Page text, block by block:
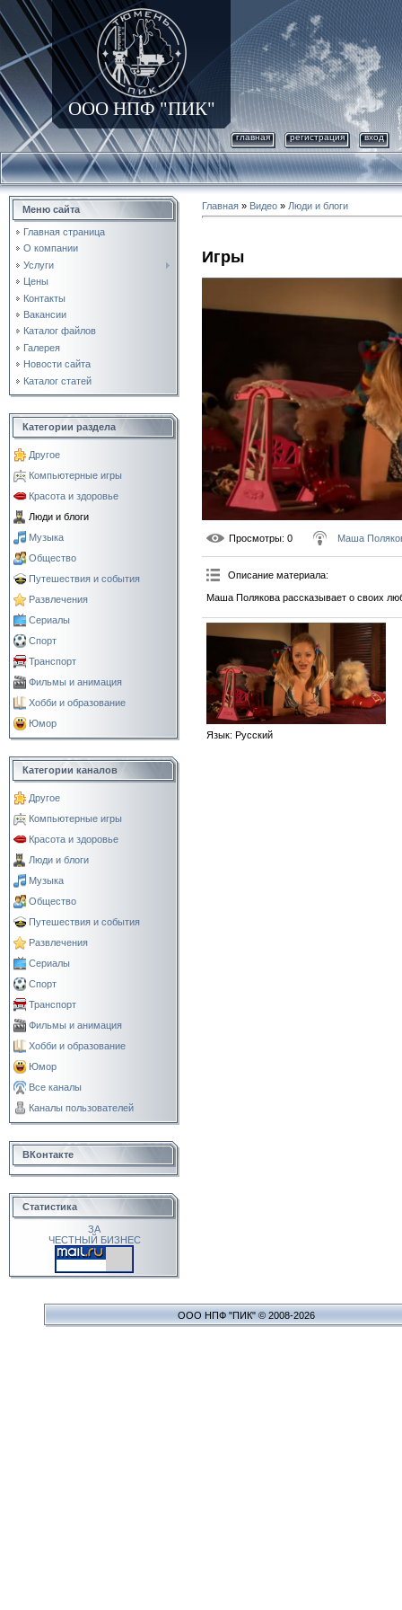
ООО НПФ "ПИК"
главная регистрация вход
Меню сайта
Главная страница
О компании
Услуги
Цены
Контакты
Вакансии
Каталог файлов
Галерея
Новости сайта
Каталог статей
Категории раздела
Другое
Компьютерные игры
Красота и здоровье
Люди и блоги
Музыка
Общество
Путешествия и события
Развлечения
Сериалы
Спорт
Транспорт
Фильмы и анимация
Хобби и образование
Юмор
Категории каналов
Другое
Компьютерные игры
Красота и здоровье
Люди и блоги
Музыка
Общество
Путешествия и события
Развлечения
Сериалы
Спорт
Транспорт
Фильмы и анимация
Хобби и образование
Юмор
Все каналы
Каналы пользователей
ВКонтакте
Статистика
ЗА
ЧЕСТНЫЙ БИЗНЕС
Главная » Видео » Люди и блоги
Игры
Просмотры: 0 Маша
Описание материала:
Маша Полякова рассказывает о своих
Язык: Русский
ООО НПФ "ПИК" © 2008-2026